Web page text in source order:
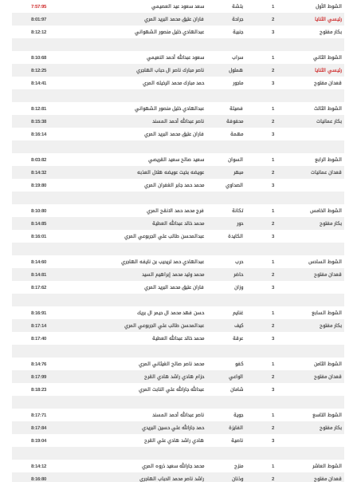
الشوط الأول
1 بلشة سعد سعود عيد العصيمي
7:57:95
رئيسي الثنايا
2 جراحة فاران عتيق محمد البريد المري
8:01:97
بكار مفتوح
3 جنبية عبدالهادي خليل منصور الشهواني 8:12:12
الشوط الثاني 1 سراب سعود عبدالله أحمد النعيمي
8:10:68
رئيسي الثنايا
2 هملول ناصر مبارك ناصر ال حباب الهاجري
8:12:25
قعدان مفتوح
3 ماجور حمد مبارك محمد الرخيله المري 8:14:41
الشوط الثالث 1 فصيلة عبدالهادي خليل منصور الشهواني
8:12:81
بكار عمانيات
2 محفوفة ناصر عبدالله أحمد المسند
8:15:38
3
مهمة فاران عتيق محمد البريد المري 8:16:14
الشوط الرابع 1 السوان سعيد صالح سعيد القريصي
8:03:82
قعدان عمانيات
2 مبهر عويضه بخيت عويضه هلال العذبه
8:14:32
3
الصداوي محمد حمد جابر الغفران المري 8:19:80
الشوط الخامس 1 تكانة فرج محمد حمد الانقح المري
8:10:80
بكار مفتوح
2 حور محمد خالد عبدالله العطية
8:14:85
3
الكايدة عبدالمحسن طالب علي الجربوعي المري 8:16:01
الشوط السادس 1 حرب عبدالهادي حمد تريحيب بن نايفه الهاجري
8:14:60
قعدان مفتوح
2 حاضر محمد وليد محمد إبراهيم السيد
8:14:81
3
وزان فاران عتيق محمد البريد المري 8:17:62
الشوط السابع 1 غنايم حسن فهد محمد ال حيمر ال بريك
8:16:91
بكار مفتوح
2 كيف عبدالمحسن طالب علي الجربوعي المري
8:17:14
3
عرقة محمد خالد عبدالله العطية 8:17:40
الشوط الثامن 1 كفو محمد ناصر صالح الغيثاني المري
8:14:76
قعدان مفتوح
2 الواعي حزام هادي راشد هادي القرح
8:17:99
3
شامان عبدالله جارالله علي النابت المري 8:18:23
الشوط التاسع 1 جوية ناصر عبدالله أحمد المسند
8:17:71
بكار مفتوح
2 الفايزة حمد جارالله علي حسين البريدي
8:17:84
3
ناصية هادي راشد هادي علي القرح 8:19:04
الشوط العاشر 1 منزح محمد جارالله سعيد ذروه المري
8:14:12
قعدان مفتوح
2 وذنان راشد ناصر محمد الحباب الهاجري
8:16:80